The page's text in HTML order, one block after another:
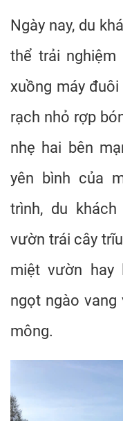
Ngày nay, du
thể trải
xuồng máy
rạch nhỏ rợp
nhẹ hai bên
yên bình của
trình, du
vườn trái cây
miệt vườn hay
ngọt ngào
mông.